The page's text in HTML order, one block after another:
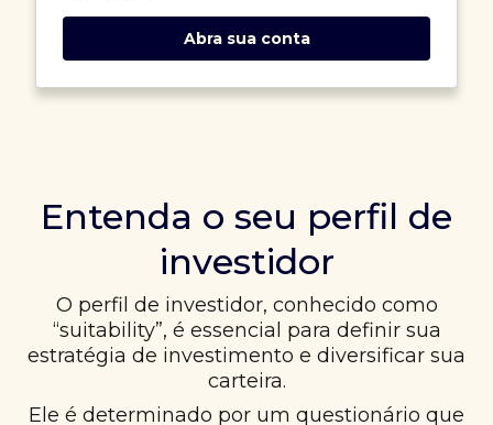
Abra sua conta
Entenda o seu perfil de
investidor
O perfil de investidor, conhecido como
“suitability”, é essencial para definir sua
estratégia de investimento e diversificar sua
carteira.
Ele é determinado por um questionário que